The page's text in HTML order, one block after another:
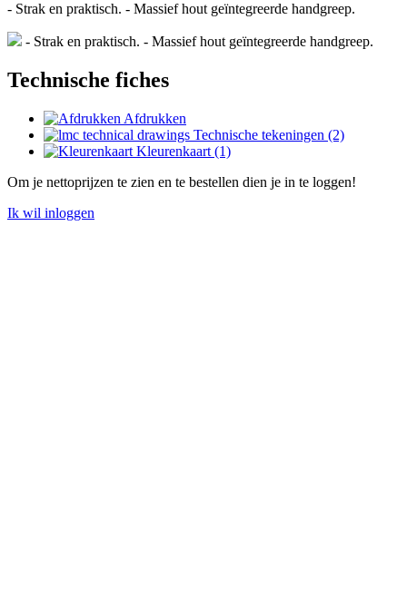
- Strak en praktisch. - Massief hout geïntegreerde handgreep.
- Strak en praktisch. - Massief hout geïntegreerde handgreep.
Technische fiches
Afdrukken
Technische tekeningen (2)
Kleurenkaart (1)
Om je nettoprijzen te zien en te bestellen dien je in te loggen!
Ik wil inloggen